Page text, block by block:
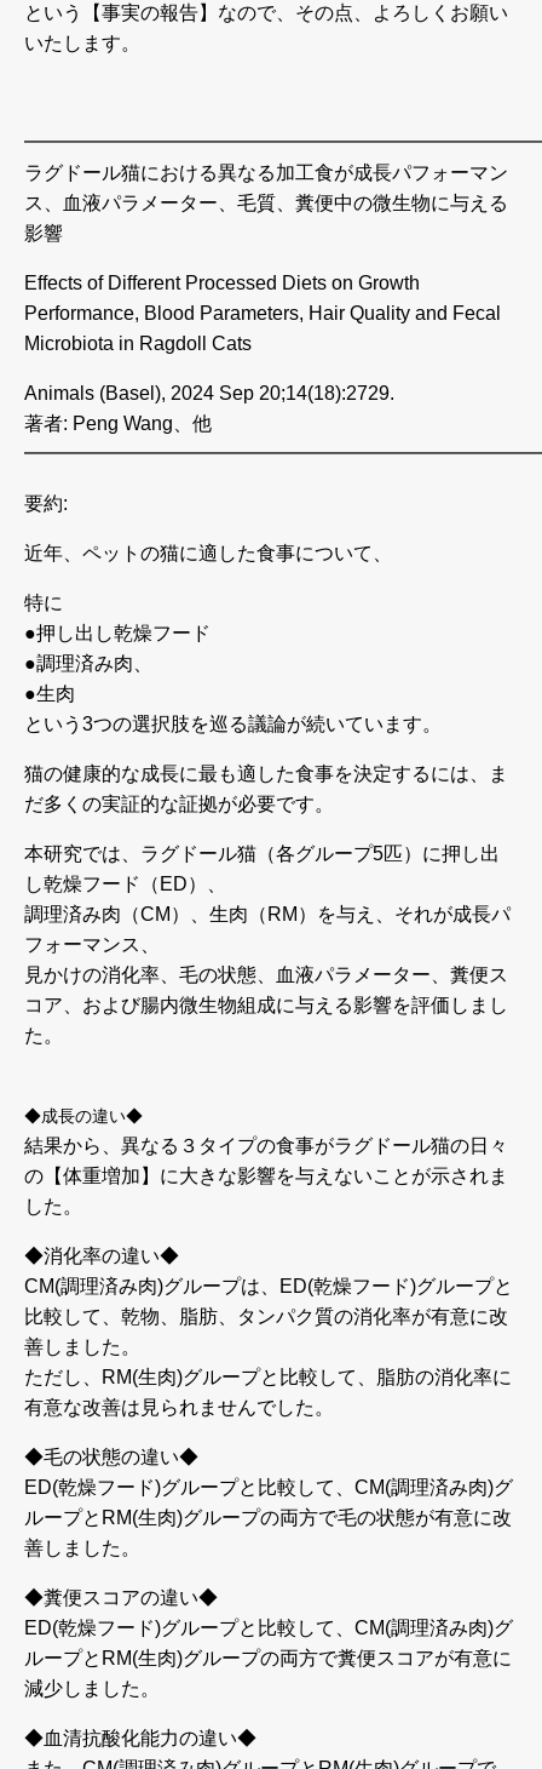
という【事実の報告】なので、その点、よろしくお願い
いたします。
ラグドール猫における異なる加工食が成長パフォーマン
ス、血液パラメーター、毛質、糞便中の微生物に与える
影響
Effects of Different Processed Diets on Growth
Performance, Blood Parameters, Hair Quality and Fecal
Microbiota in Ragdoll Cats
Animals (Basel), 2024 Sep 20;14(18):2729.
著者: Peng Wang、他
要約:
近年、ペットの猫に適した食事について、
特に
●押し出し乾燥フード
●調理済み肉、
●生肉
という3つの選択肢を巡る議論が続いています。
猫の健康的な成長に最も適した食事を決定するには、ま
だ多くの実証的な証拠が必要です。
本研究では、ラグドール猫（各グループ5匹）に押し出
し乾燥フード（ED）、
調理済み肉（CM）、生肉（RM）を与え、それが成長パ
フォーマンス、
見かけの消化率、毛の状態、血液パラメーター、糞便ス
コア、および腸内微生物組成に与える影響を評価しまし
た。
◆成長の違い◆
結果から、異なる３タイプの食事がラグドール猫の日々
の【体重増加】に大きな影響を与えないことが示されま
した。
◆消化率の違い◆
CM(調理済み肉)グループは、ED(乾燥フード)グループと
比較して、乾物、脂肪、タンパク質の消化率が有意に改
善しました。
ただし、RM(生肉)グループと比較して、脂肪の消化率に
有意な改善は見られませんでした。
◆毛の状態の違い◆
ED(乾燥フード)グループと比較して、CM(調理済み肉)グ
ループとRM(生肉)グループの両方で毛の状態が有意に改
善しました。
◆糞便スコアの違い◆
ED(乾燥フード)グループと比較して、CM(調理済み肉)グ
ループとRM(生肉)グループの両方で糞便スコアが有意に
減少しました。
◆血清抗酸化能力の違い◆